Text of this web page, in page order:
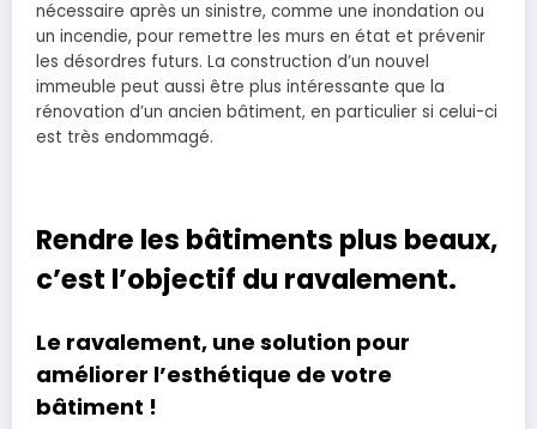
nécessaire après un sinistre, comme une inondation ou
un incendie, pour remettre les murs en état et prévenir
les désordres futurs. La construction d’un nouvel
immeuble peut aussi être plus intéressante que la
rénovation d’un ancien bâtiment, en particulier si celui-ci
est très endommagé.
Rendre les bâtiments plus beaux,
c’est l’objectif du ravalement.
Le ravalement, une solution pour
améliorer l’esthétique de votre
bâtiment !